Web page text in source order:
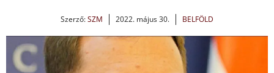
Szerző:SZM 2022. május 30. BELFÖLD